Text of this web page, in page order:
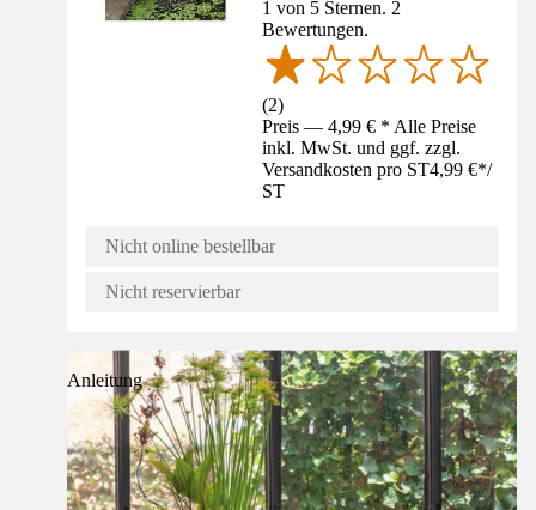
1 von 5 Sternen. 2
Bewertungen.
(2)
Preis — 4,99 € * Alle Preise
inkl. MwSt. und ggf. zzgl.
Versandkosten pro ST4,99 €*/
ST
Nicht online bestellbar
Nicht reservierbar
Anleitung